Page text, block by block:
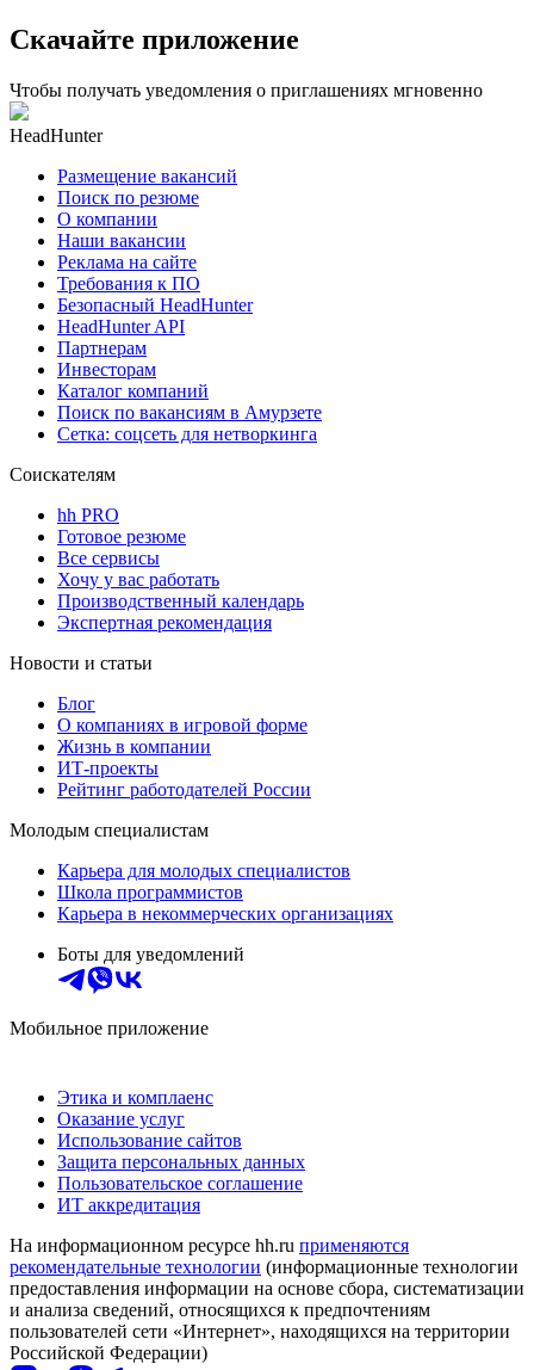
Скачайте приложение
Чтобы получать уведомления о приглашениях мгновенно
HeadHunter
Размещение вакансий
Поиск по резюме
О компании
Наши вакансии
Реклама на сайте
Требования к ПО
Безопасный HeadHunter
HeadHunter API
Партнерам
Инвесторам
Каталог компаний
Поиск по вакансиям в Амурзете
Сетка: соцсеть для нетворкинга
Соискателям
hh PRO
Готовое резюме
Все сервисы
Хочу у вас работать
Производственный календарь
Экспертная рекомендация
Новости и статьи
Блог
О компаниях в игровой форме
Жизнь в компании
ИТ-проекты
Рейтинг работодателей России
Молодым специалистам
Карьера для молодых специалистов
Школа программистов
Карьера в некоммерческих организациях
Боты для уведомлений
Мобильное приложение
Этика и комплаенс
Оказание услуг
Использование сайтов
Защита персональных данных
Пользовательское соглашение
ИТ аккредитация
На информационном ресурсе hh.ru применяются
рекомендательные технологии (информационные технологии
предоставления информации на основе сбора, систематизации
и анализа сведений, относящихся к предпочтениям
пользователей сети «Интернет», находящихся на территории
Российской Федерации)